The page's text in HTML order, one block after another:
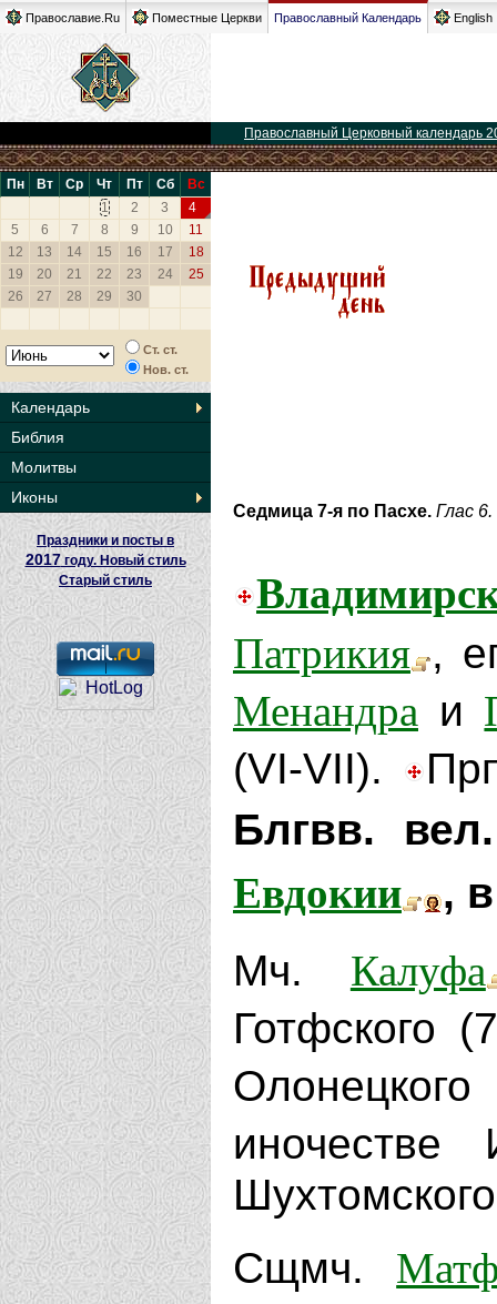
Православие.Ru Поместные Церкви Православный Календарь English
Православный Церковный календарь
Пн Вт Ср Чт Пт Сб
Вс
1
2 3
4
5
6 7 8 9 10
11
12
13 14 15 16 17
18
19
20 21 22 23 24
25
26
27 28 29 30
Ст. ст.
Нов. ст.
Календарь
Библия
Молитвы
Иконы
Праздники и посты в
2017году. Новый стиль
Старый стиль
Седмица 7-я по Пасхе. Глас 6.
Патрикия ,
Менандра и
(VI-VII).
Блгвв.
Евдокии
,
Мч. Калуфа
Готфского
Сщмч.